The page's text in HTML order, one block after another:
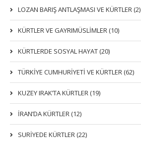
LOZAN BARIŞ ANTLAŞMASI VE KÜRTLER (2)
KÜRTLER VE GAYRIMÜSLIMLER (10)
KÜRTLERDE SOSYAL HAYAT (20)
TÜRKİYE CUMHURİYETİ VE KÜRTLER (62)
KUZEY IRAK’TA KÜRTLER (19)
İRAN’DA KÜRTLER (12)
SURİYEDE KÜRTLER (22)